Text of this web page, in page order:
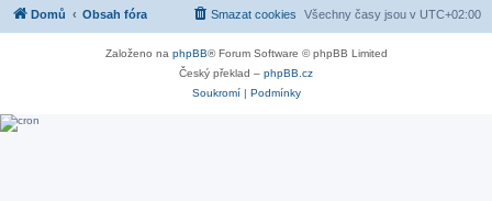
Domů Obsah fóra Všechny časy jsou v UTC+02:00
Smazat cookies
Založeno na phpBB® Forum Software © phpBB Limited
Český překlad – phpBB.cz
Soukromí| Podmínky